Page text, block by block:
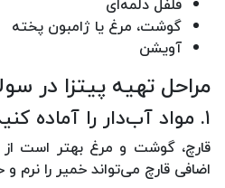
گوشت، مرغ یا ژامبون پخته
آویشن
مراحل تهیه پیتزا در
۱. مواد آب‌دار را آماده کنید
قارچ، گوشت و مرغ بهتر است
اضافی قارچ می‌تواند خمیر را نرم